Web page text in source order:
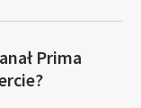
Prima